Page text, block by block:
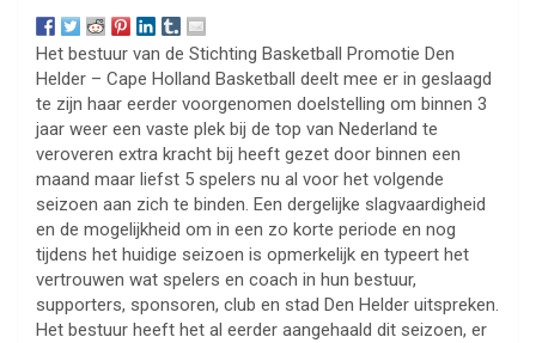
Het bestuur van de Stichting Basketball Promotie Den
Helder – Cape Holland Basketball deelt mee er in geslaagd
te zijn haar eerder voorgenomen doelstelling om binnen 3
jaar weer een vaste plek bij de top van Nederland te
veroveren extra kracht bij heeft gezet door binnen een
maand maar liefst 5 spelers nu al voor het volgende
seizoen aan zich te binden. Een dergelijke slagvaardigheid
en de mogelijkheid om in een zo korte periode en nog
tijdens het huidige seizoen is opmerkelijk en typeert het
vertrouwen wat spelers en coach in hun bestuur,
supporters, sponsoren, club en stad Den Helder uitspreken.
Het bestuur heeft het al eerder aangehaald dit seizoen, er